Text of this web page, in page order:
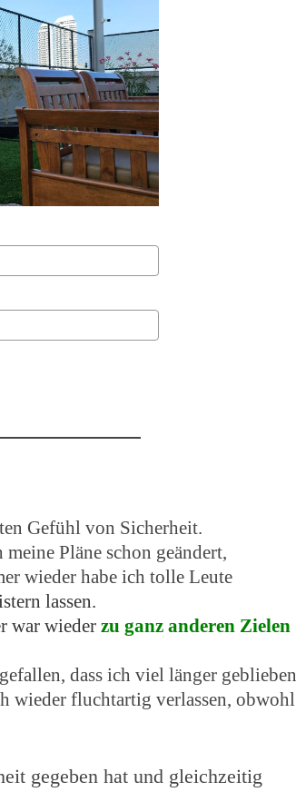
Gefühl von Sicherheit.
Pläne schon geändert,
wieder habe ich tolle Leute
lassen.
war wieder zu ganz anderen Zielen
dass ich viel länger geblieben
wieder fluchtartig verlassen, obwohl
gegeben hat und gleichzeitig